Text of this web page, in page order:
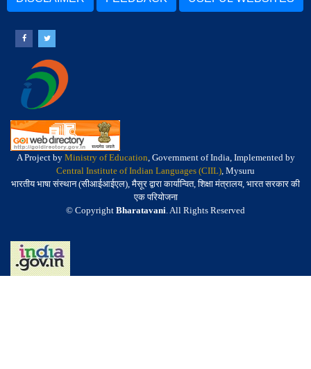
A Project by Ministry of Education, Government of India, Implemented by
Central Institute of Indian Languages (CIIL), Mysuru
भारतीय भाषा संस्थान (सीआईआईएल), मैसूर द्वारा कार्यान्वित, शिक्षा मंत्रालय, भारत सरकार की
एक परियोजना
© Copyright Bharatavani. All Rights Reserved